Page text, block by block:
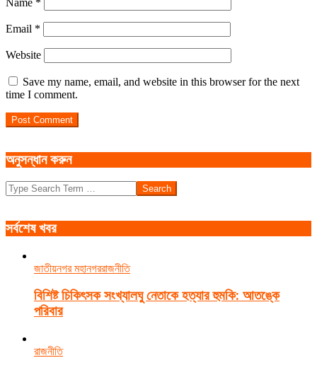
Name *
Email *
Website
Save my name, email, and website in this browser for the next
time I comment.
অনুসন্ধান করুন
Search
সর্বশেষ খবর
জাতীয়নগর মহানগররাজনীতি
বিশিষ্ট চিকিৎসক সংখ্যালঘু নেতাকে হত্যার হুমকি: আতঙ্কে
পরিবার
রাজনীতি